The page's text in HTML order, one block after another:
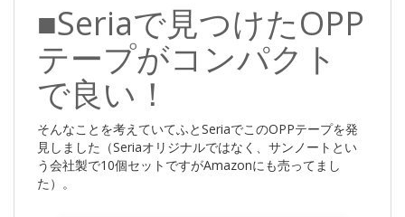
■Seriaで見つけたOPP
テープがコンパクト
で良い！
そんなことを考えていてふとSeriaでこのOPPテープを発
見しました（Seriaオリジナルではなく、サンノートとい
う会社製で10個セットですがAmazonにも売ってまし
た）。